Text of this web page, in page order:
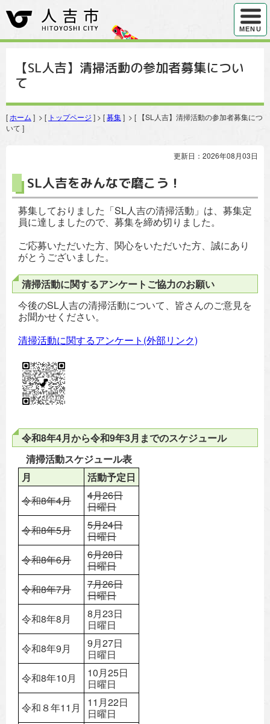
ハンバ
MENU
【SL人吉】清掃活動の参加者募集につい
て
[ ホーム ] > [ トップページ ] > [募集] > [ 【SL人吉】清掃活動の参加者募集につ
いて ]
更新日：2026年08月03日
SL人吉をみんなで磨こう！
募集しておりました「SL人吉の清掃活動」は、募集定
員に達しましたので、募集を締め切りました。
ご応募いただいた方、関心をいただいた方、誠にあり
がとうございました。
清掃活動に関するアンケートご協力のお願い
今後のSL人吉の清掃活動について、皆さんのご意見を
お聞かせください。
清掃活動に関するアンケート(外部リンク)
令和8年4月から令和9年3月までのスケジュール
清掃活動スケジュール表
月
活動予定日
令和8年4月
4月26日
日曜日
令和8年5月
5月24日
日曜日
令和8年6月
6月28日
日曜日
令和8年7月
7月26日
日曜日
令和8年8月
8月23日
日曜日
令和8年9月
9月27日
日曜日
令和8年10月
10月25日
日曜日
令和８年11月
11月22日
日曜日